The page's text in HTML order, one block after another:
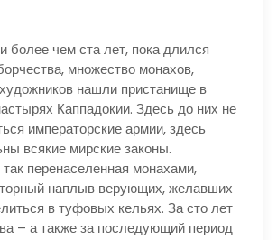
более чем ста лет, пока длился
множество монахов,
нашли пристанище в
Каппадокии. Здесь до них не
императорские армии, здесь
всякие мирские законы.
перенаселенная монахами,
наплыв верующих, желавших
в туфовых кельях. За сто лет
– а также за последующий период